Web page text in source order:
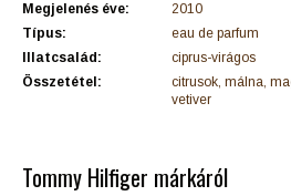
Megjelenés éve:
2010
Típus:
eau de parfum
Illatcsalád:
ciprus-virágos
Összetétel:
citrusok, málna,
vetiver
Tommy Hilfiger márkáról